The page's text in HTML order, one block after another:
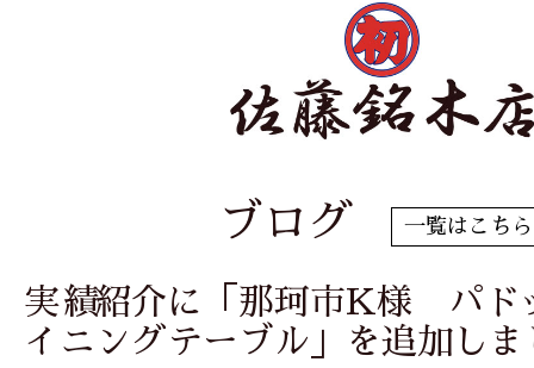
ブログ 一覧はこちら
実績紹介に「那珂市K様 パド
イニングテーブル」を追加しま